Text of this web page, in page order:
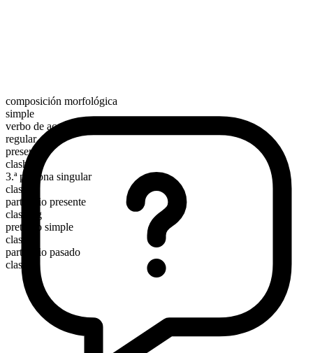
composición morfológica
simple
verbo de acción
regular
presente
clash
3.ª persona singular
clashes
participio presente
clashing
pretérito simple
clashed
participio pasado
clashed